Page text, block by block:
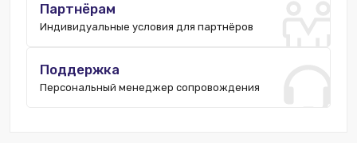
Партнёрам
Индивидуальные условия для партнёров
Поддержка
Персональный менеджер сопровождения